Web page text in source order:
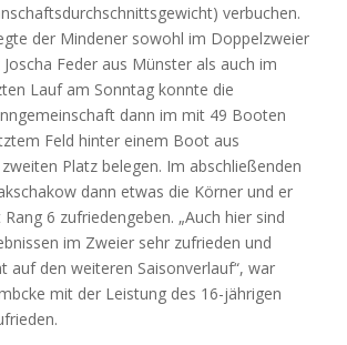
verbuchen.
der Mindener sowohl im Doppelzweier
Feder aus Münster als auch im
Lauf am Sonntag konnte die
dann im mit 49 Booten
Feld hinter einem Boot aus
Platz belegen. Im abschließenden
dann etwas die Körner und er
6 zufriedengeben. „Auch hier sind
im Zweier sehr zufrieden und
auf den weiteren Saisonverlauf“, war
mit der Leistung des 16-jährigen